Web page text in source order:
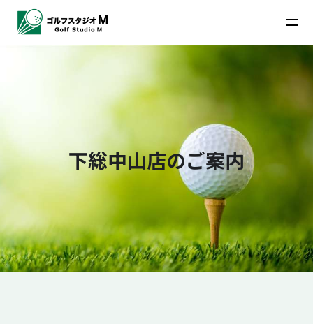
下総中山店のご案内